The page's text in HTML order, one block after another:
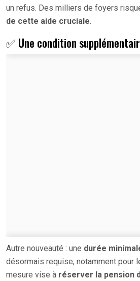
un refus. Des milliers de foyers
de cette aide cruciale.
✅ Une condition
Autre nouveauté : une durée
désormais requise, notamment pour
mesure vise à réserver la pension